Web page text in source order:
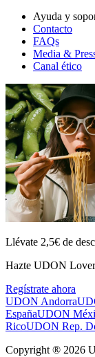
Ayuda y
Contacto
FAQs
Media &
Canal ético
Llévate 2,5€ de
Hazte UDON Lover
Regístrate ahora
UDON Andorra
EspañaUDON
RicoUDON Rep.
Copyright ® 2026